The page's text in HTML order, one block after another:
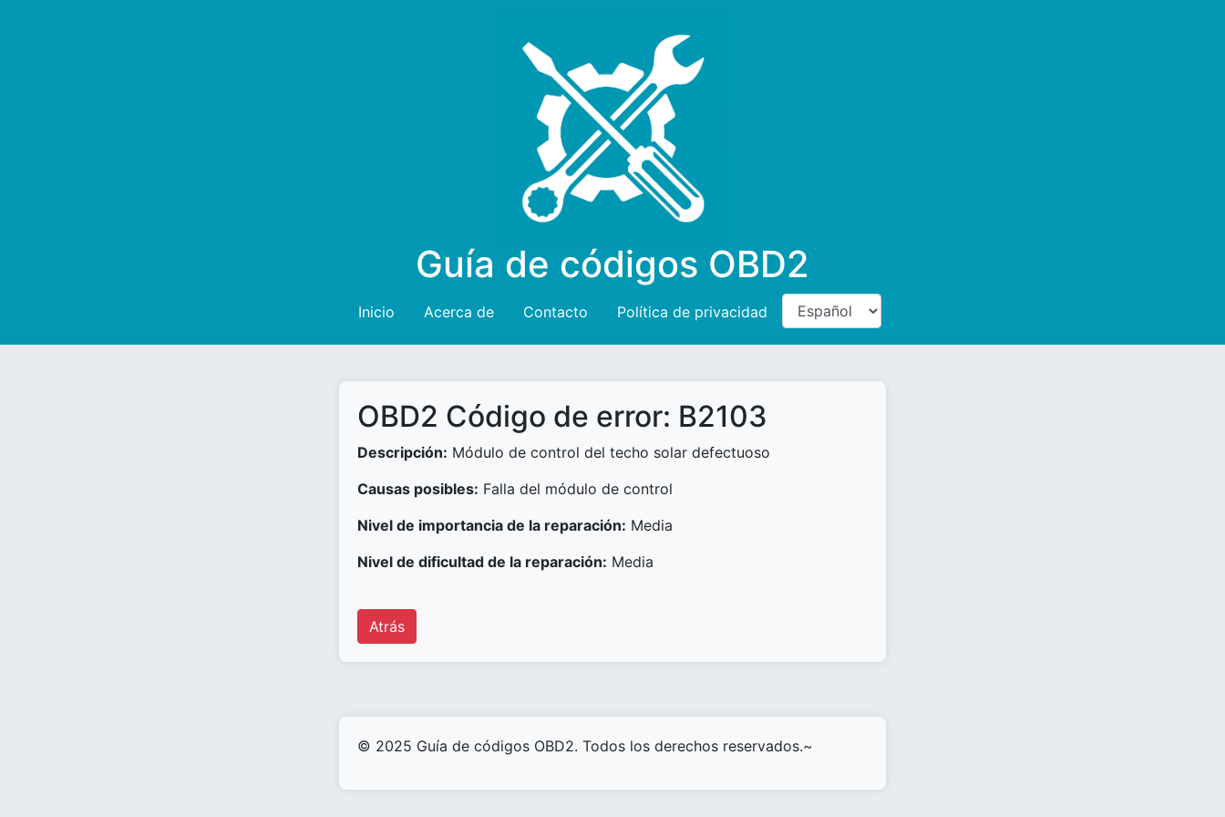
Guía de códigos OBD2
Inicio Acerca de Contacto Política de privacidad
OBD2 Código de error: B2103
Descripción: Módulo de control del techo solar defectuoso
Causas posibles: Falla del módulo de control
Nivel de importancia de la reparación: Media
Nivel de dificultad de la reparación: Media
Atrás
© 2025 Guía de códigos OBD2. Todos los derechos reservados.~